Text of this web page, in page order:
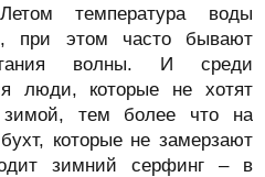
температура воды
при этом часто бывают
волны. И среди
люди, которые не хотят
зимой, тем более что на
которые не замерзают
зимний серфинг – в